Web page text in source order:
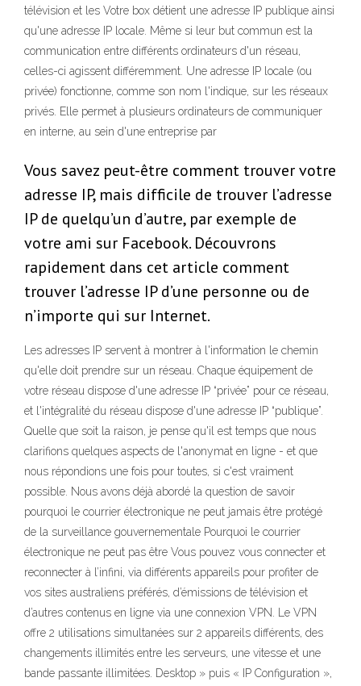
télévision et les Votre box détient une adresse IP publique ainsi
qu'une adresse IP locale. Même si leur but commun est la
communication entre différents ordinateurs d'un réseau,
celles-ci agissent différemment. Une adresse IP locale (ou
privée) fonctionne, comme son nom l'indique, sur les réseaux
privés. Elle permet à plusieurs ordinateurs de communiquer
en interne, au sein d'une entreprise par
Vous savez peut-être comment trouver votre
adresse IP, mais difficile de trouver l’adresse
IP de quelqu’un d’autre, par exemple de
votre ami sur Facebook. Découvrons
rapidement dans cet article comment
trouver l’adresse IP d’une personne ou de
n’importe qui sur Internet.
Les adresses IP servent à montrer à l'information le chemin
qu'elle doit prendre sur un réseau. Chaque équipement de
votre réseau dispose d'une adresse IP “privée” pour ce réseau,
et l'intégralité du réseau dispose d'une adresse IP “publique”.
Quelle que soit la raison, je pense qu'il est temps que nous
clarifions quelques aspects de l'anonymat en ligne - et que
nous répondions une fois pour toutes, si c'est vraiment
possible. Nous avons déjà abordé la question de savoir
pourquoi le courrier électronique ne peut jamais être protégé
de la surveillance gouvernementale Pourquoi le courrier
électronique ne peut pas être Vous pouvez vous connecter et
reconnecter à l’infini, via différents appareils pour profiter de
vos sites australiens préférés, d’émissions de télévision et
d’autres contenus en ligne via une connexion VPN. Le VPN
offre 2 utilisations simultanées sur 2 appareils différents, des
changements illimités entre les serveurs, une vitesse et une
bande passante illimitées. Desktop » puis « IP Configuration »,